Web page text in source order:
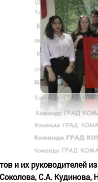
и их руководителей
С.А.